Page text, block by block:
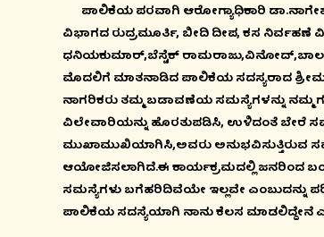
ಪಾಲಿಕೆಯ ಪರವಾಗಿ ಆರೋಗ್ಯಾಧಿಕಾರಿ
ವಿಭಾಗದ ರುದ್ರಮೂರ್ತಿ, ಬೀದಿ ದೀಪ, ಕಸ ನಿರ್ವಹಣೆ
ಧನಿಯಕುಮಾರ್,ಬೆಸ್ಟೆಕ್
ಮೊದಲಿಗೆ ಮಾತನಾಡಿದ ಪಾಲಿಕೆಯ ಸದಸ್ಯರಾದ
ನಾಗರಿಕರು ತಮ್ಮ ಬಡಾವಣೆಯ ಸಮಸ್ಯೆಗಳನ್ನು ನಮ್ಮ
ವಿಲೇವಾರಿಯನ್ನು ಹೊರತುಪಡಿಸಿ, ಉಳಿದಂತೆ ಬೇರೆ
ಮುಖಾಮುಖಿಯಾಗಿಸಿ,ಅವರು ಅನುಭವಿಸುತ್ತಿರುವ
ಆಯೋಜಿಸಲಾಗಿದೆ.ಈ ಕಾರ್ಯಕ್ರಮದಲ್ಲಿ ಜನರಿಂದ
ಸಮಸ್ಯೆಗಳು ಬಗೆಹರಿದಿವೆಯೇ ಇಲ್ಲವೇ ಎಂಬುದನ್ನು
ಪಾಲಿಕೆಯ ಸದಸ್ಯೆಯಾಗಿ ನಾನು ಕೆಲಸ ಮಾಡಲಿದ್ದೇನೆ